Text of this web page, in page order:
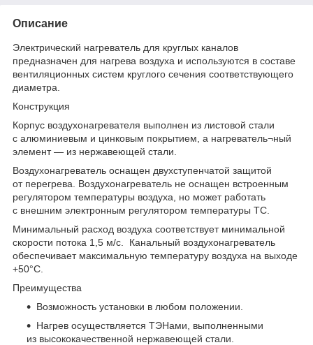
Описание
Электрический нагреватель для круглых каналов
предназначен для нагрева воздуха и используются в составе
вентиляционных систем круглого сечения соответствующего
диаметра.
Конструкция
Корпус воздухонагревателя выполнен из листовой стали
с алюминиевым и цинковым покрытием, а нагреватель¬ный
элемент — из нержавеющей стали.
Воздухонагреватель оснащен двухступенчатой защитой
от перегрева. Воздухонагреватель не оснащен встроенным
регулятором температуры воздуха, но может работать
с внешним электронным регулятором температуры ТС.
Минимальный расход воздуха соответствует минимальной
скорости потока 1,5 м/с. Канальный воздухонагреватель
обеспечивает максимальную температуру воздуха на выходе
+50°С.
Преимущества
Возможность установки в любом положении.
Нагрев осуществляется ТЭНами, выполненными
из высококачественной нержавеющей стали.